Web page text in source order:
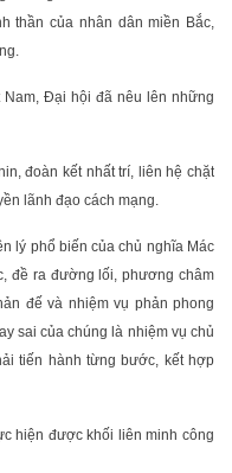
thần của nhân dân miền Bắc,
Nam, Đại hội đã nêu lên những
đoàn kết nhất trí, liên hệ chặt
lãnh đạo cách mạng.
lý phổ biến của chủ nghĩa Mác
đề ra đường lối, phương châm
đế và nhiệm vụ phản phong
sai của chúng là nhiệm vụ chủ
tiến hành từng bước, kết hợp
hiện được khối liên minh công